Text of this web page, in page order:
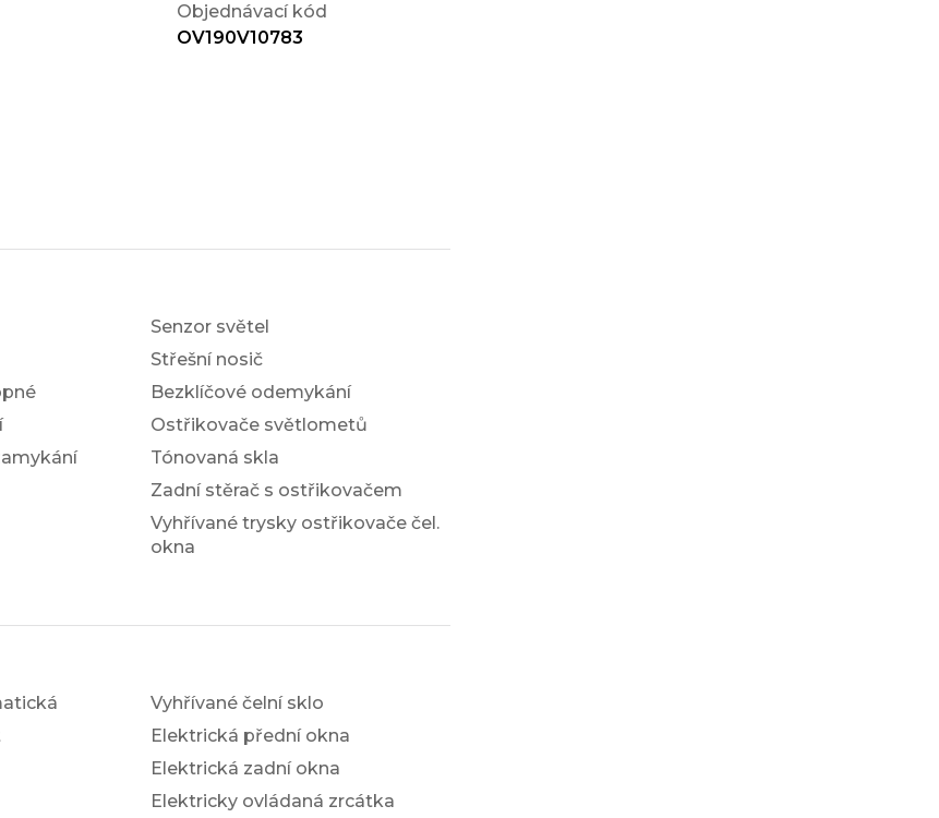
Objednávací kód
OV190V10783
Senzor světel
Střešní nosič
Bezklíčové odemykání
Ostřikovače světlometů
Tónovaná skla
Zadní stěrač s ostřikovačem
Vyhřívané trysky ostřikovače čel.
okna
Vyhřívané čelní sklo
Elektrická přední okna
Elektrická zadní okna
Elektricky ovládaná zrcátka